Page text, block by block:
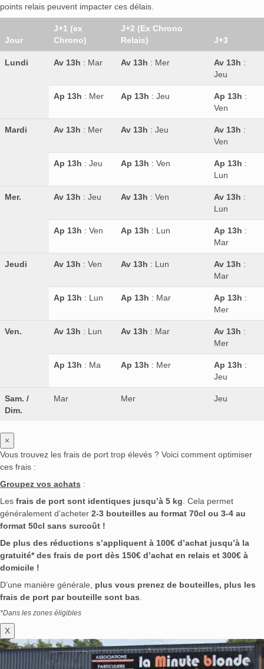
points relais peuvent impacter ces délais.
Jour
J+1 (ex
Chrono)
J+2 (Ex Chrono
Relais)
J+3
Lundi Av 13h : Mar Av 13h : Mer Av 13h :
Jeu
Ap 13h : Mer Ap 13h : Jeu Ap 13h :
Ven
Mardi Av 13h : Mer Av 13h : Jeu Av 13h :
Ven
Ap 13h : Jeu Ap 13h : Ven Ap 13h :
Lun
Mer. Av 13h : Jeu Av 13h : Ven Av 13h :
Lun
Ap 13h : Ven Ap 13h : Lun Ap 13h :
Mar
Jeudi Av 13h : Ven Av 13h : Lun Av 13h :
Mar
Ap 13h : Lun Ap 13h : Mar Ap 13h :
Mer
Ven. Av 13h : Lun Av 13h : Mar Av 13h :
Mer
Ap 13h : Ma Ap 13h : Mer Ap 13h :
Jeu
Sam. /
Dim.
Mar Mer Jeu
×
Vous trouvez les frais de port trop élevés ? Voici comment optimiser
ces frais :
Groupez vos achats :
Les frais de port sont identiques jusqu’à 5 kg. Cela permet
généralement d’acheter 2-3 bouteilles au format 70cl ou 3-4 au
format 50cl sans surcoût !
De plus des réductions s’appliquent à 100€ d’achat jusqu’à la
gratuité* des frais de port dès 150€ d’achat en relais et 300€ à
domicile !
D’une manière générale, plus vous prenez de bouteilles, plus les
frais de port par bouteille sont bas.
*Dans les zones éligibles
X